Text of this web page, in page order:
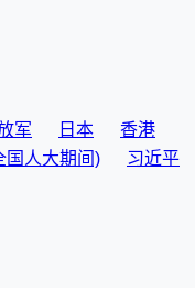
军 日本
香港
国人大期间)
习近平